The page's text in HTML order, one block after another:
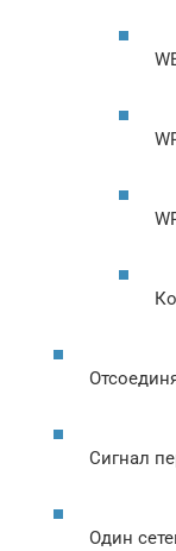
Сигнал
Один